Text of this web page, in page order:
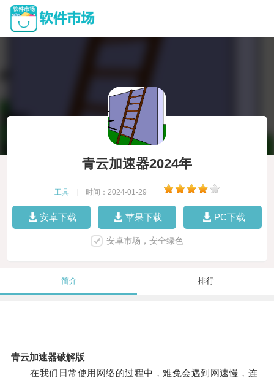
青云加速器2024年
工具 时间：2024-01-29
安卓下载 苹果下载 PC下载
安卓市场，安全绿色
简介 排行
青云加速器破解版
在我们日常使用网络的过程中，难免会遇到网速慢，连